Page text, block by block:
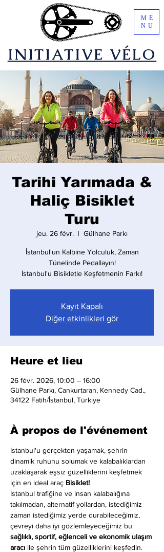
​INITIATIVE VÉLO
ME
NU
Tarihi Yarımada &
Haliç Bisiklet
Turu
jeu. 26 févr.
  |
Gülhane Parkı
İstanbul'un Kalbine Yolculuk, Zaman
Tünelinde Pedallayın!
İstanbul'u Bisikletle Keşfetmenin Farkı!
Kayıt Kapalı
Diğer etkinlikleri gör
Heure et lieu
26 févr. 2026, 10:00 – 16:00
Gülhane Parkı, Cankurtaran, Kennedy Cad.,
34122 Fatih/İstanbul, Türkiye
À propos de l'événement
İstanbul'u gerçekten yaşamak, şehrin
dinamik ruhunu solumak ve kalabalıklardan
uzaklaşarak eşsiz güzelliklerini keşfetmek
için en ideal araç Bisiklet!
İstanbul trafiğine ve insan kalabalığına
takılmadan, alternatif yollardan, istediğimiz
zaman istediğimiz yerde durabileceğimiz,
çevreyi daha iyi gözlemleyeceğimiz bu
sağlıklı, sportif, eğlenceli ve ekonomik ulaşım
aracı ile şehrin tüm güzelliklerini keşfedin.